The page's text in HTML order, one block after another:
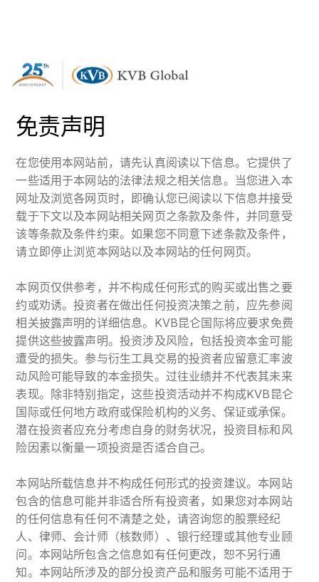
免责声明
在您使用本网站前，请先认真阅读以下信息。它提供了
一些适用于本网站的法律法规之相关信息。当您进入本
网址及浏览各网页时，即确认您已阅读以下信息并接受
载于下文以及本网站相关网页之条款及条件，并同意受
该等条款及条件约束。如果您不同意下述条款及条件，
请立即停止浏览本网站以及本网站的任何网页。
本网页仅供参考，并不构成任何形式的购买或出售之要
约或劝诱。投资者在做出任何投资决策之前，应先参阅
相关披露声明的详细信息。KVB昆仑国际将应要求免费
提供这些披露声明。投资涉及风险，包括投资本金可能
遭受的损失。参与衍生工具交易的投资者应留意汇率波
动风险可能导致的本金损失。过往业绩并不代表其未来
表现。除非特别指定，这些投资活动并不构成KVB昆仑
国际或任何地方政府或保险机构的义务、保证或承保。
潜在投资者应充分考虑自身的财务状况，投资目标和风
险因素以衡量一项投资是否适合自己。
本网站所载信息并不构成任何形式的投资建议。本网站
包含的信息可能并非适合所有投资者，如果您对本网站
的任何信息有任何不清楚之处，请咨询您的股票经纪
人、律师、会计师（核数师）、银行经理或其他专业顾
问。本网站所包含之信息如有任何更改，恕不另行通
知。本网站所涉及的部分投资产品和服务可能不适用于